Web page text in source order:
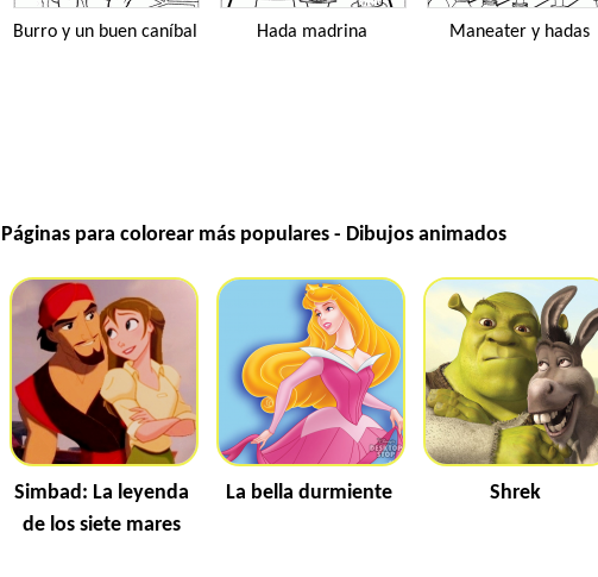
Burro y un buen caníbal Hada madrina Maneater y hadas
Páginas para colorear más populares - Dibujos animados
Simbad: La leyenda
de los siete mares
La bella durmiente Shrek